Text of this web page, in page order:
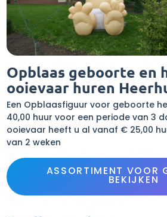
Opblaas geboorte en
ooievaar huren
Een Opblaasfiguur voor geboorte
40,00 huur voor een periode van 3
ooievaar heeft u al vanaf € 25,00
van 2 weken
ASSORTIMENT VOOR
BEKIJKEN